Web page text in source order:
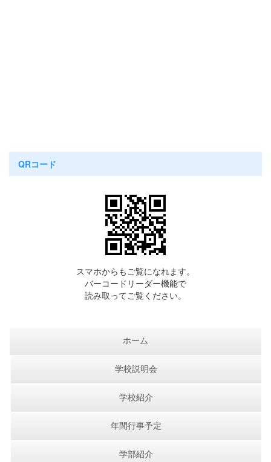
QRコード
スマホからもご覧になれます。
バーコードリーダー機能で
読み取ってご覧ください。
ホーム
学校説明会
学校紹介
年間行事予定
学部紹介